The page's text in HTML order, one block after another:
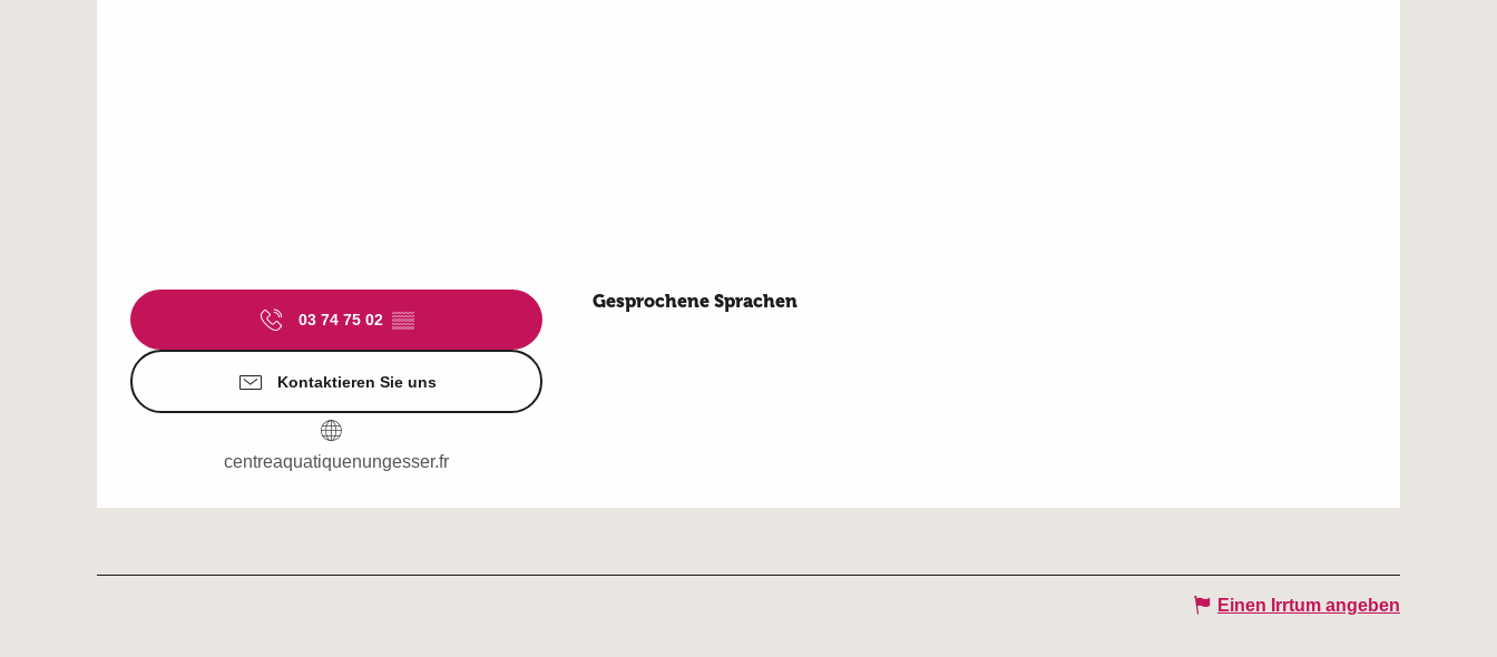
03 74 75 02 ▒▒
Kontaktieren Sie uns
centreaquatiquenungesser.fr
Gesprochene Sprachen
Gesprochene Sprachen
Einen Irrtum angeben